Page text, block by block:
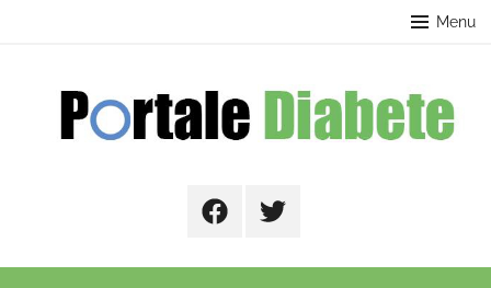
Menu
FacebookTwitter